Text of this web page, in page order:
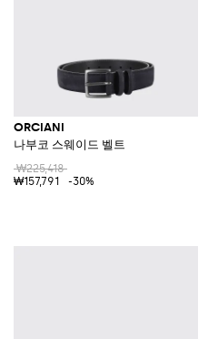
ORCIANI
나부코 스웨이드 벨트
₩225,418
₩157,791
-30%